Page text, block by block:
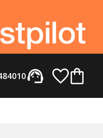
support_agent